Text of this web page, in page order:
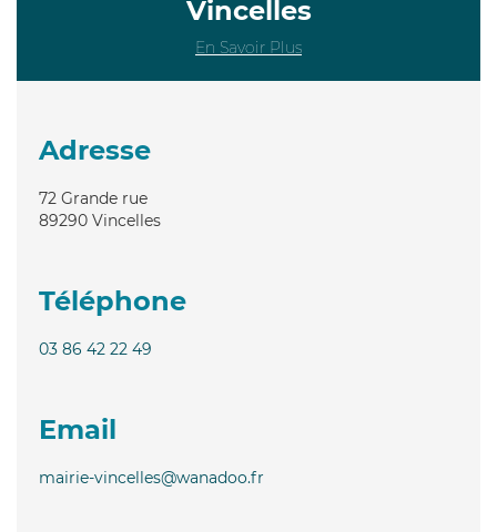
Vincelles
En Savoir Plus
Adresse
72 Grande rue
89290 Vincelles
Téléphone
03 86 42 22 49
Email
mairie-vincelles@wanadoo.fr